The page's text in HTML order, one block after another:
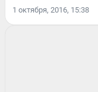
1 октября, 2016, 15:38